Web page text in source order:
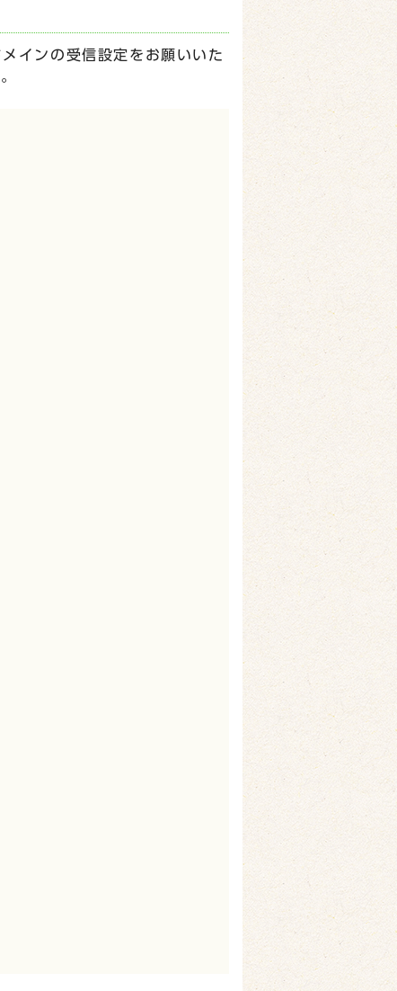
インの受信設定をお願いいた